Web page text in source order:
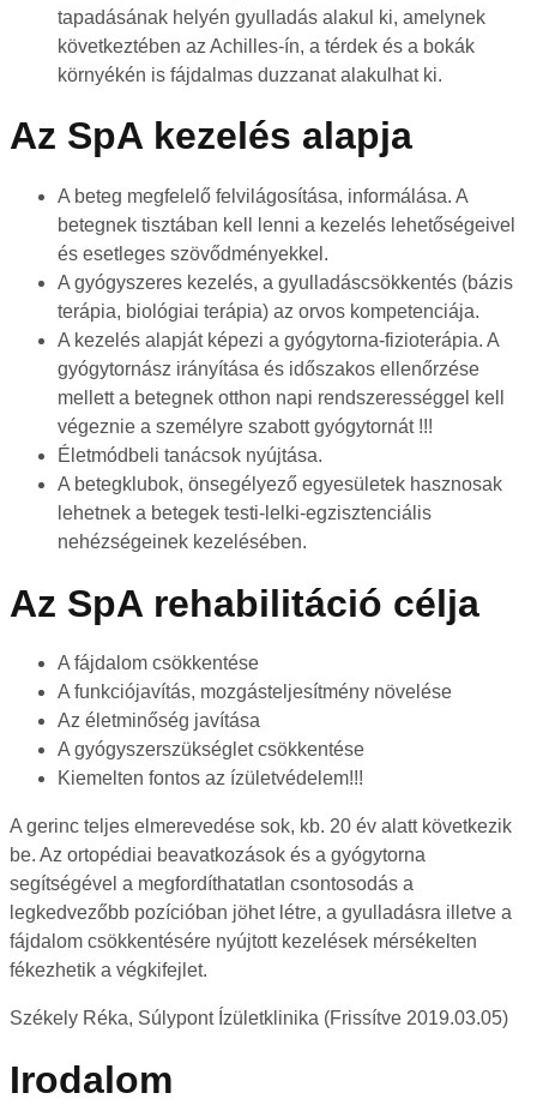
tapadásának helyén gyulladás alakul ki, amelynek
következtében az Achilles-ín, a térdek és a bokák
környékén is fájdalmas duzzanat alakulhat ki.
Az SpA kezelés alapja
A beteg megfelelő felvilágosítása, informálása. A
betegnek tisztában kell lenni a kezelés lehetőségeivel
és esetleges szövődményekkel.
A gyógyszeres kezelés, a gyulladáscsökkentés (bázis
terápia, biológiai terápia) az orvos kompetenciája.
A kezelés alapját képezi a gyógytorna-fizioterápia. A
gyógytornász irányítása és időszakos ellenőrzése
mellett a betegnek otthon napi rendszerességgel kell
végeznie a személyre szabott gyógytornát !!!
Életmódbeli tanácsok nyújtása.
A betegklubok, önsegélyező egyesületek hasznosak
lehetnek a betegek testi-lelki-egzisztenciális
nehézségeinek kezelésében.
Az SpA rehabilitáció célja
A fájdalom csökkentése
A funkciójavítás, mozgásteljesítmény növelése
Az életminőség javítása
A gyógyszerszükséglet csökkentése
Kiemelten fontos az ízületvédelem!!!
A gerinc teljes elmerevedése sok, kb. 20 év alatt következik
be. Az ortopédiai beavatkozások és a gyógytorna
segítségével a megfordíthatatlan csontosodás a
legkedvezőbb pozícióban jöhet létre, a gyulladásra illetve a
fájdalom csökkentésére nyújtott kezelések mérsékelten
fékezhetik a végkifejlet.
Székely Réka, Súlypont Ízületklinika (Frissítve 2019.03.05)
Irodalom